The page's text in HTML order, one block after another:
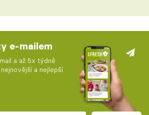
e-mailem
a až 5x týdně
a nejlepší